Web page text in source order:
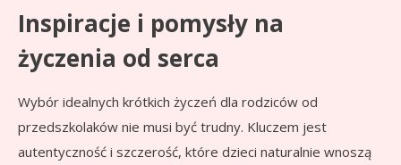
Inspiracje i pomysły na
życzenia od serca
Wybór idealnych krótkich życzeń dla rodziców od
przedszkolaków nie musi być trudny. Kluczem jest
autentyczność i szczerość, które dzieci naturalnie wnoszą